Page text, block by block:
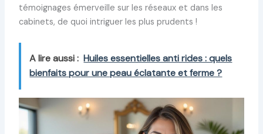
témoignages émerveille sur les réseaux et dans les
cabinets, de quoi intriguer les plus prudents !
A lire aussi : Huiles essentielles anti rides : quels
bienfaits pour une peau éclatante et ferme ?